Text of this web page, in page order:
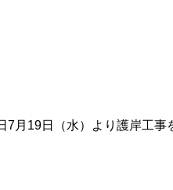
月19日（水）より護岸工事